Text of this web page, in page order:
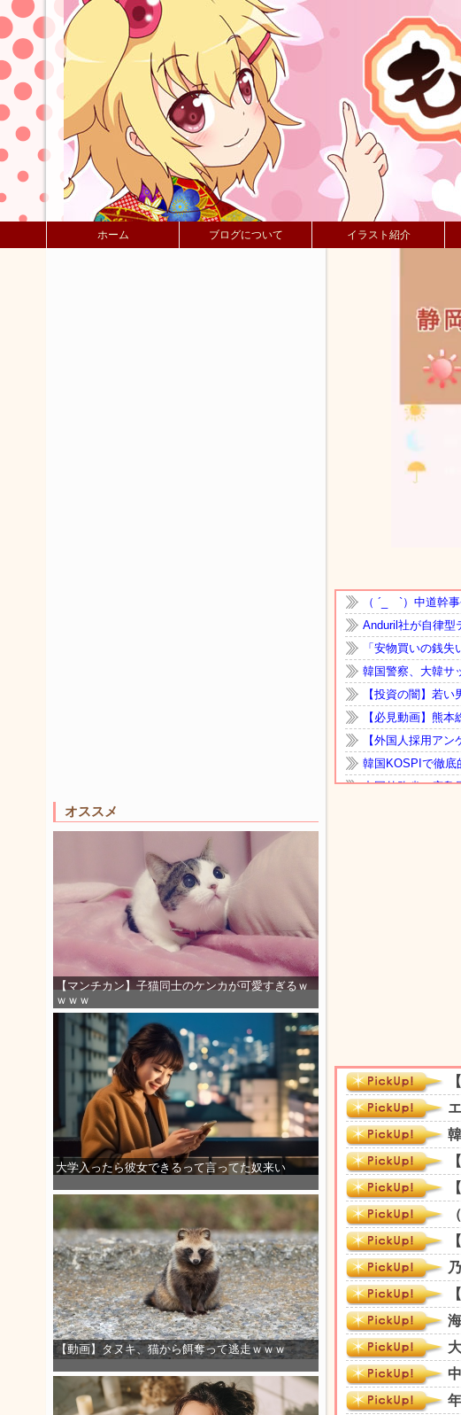
ホーム ブログについて イラスト紹介
オススメ
【マンチカン】子猫同士のケンカが可愛すぎるｗ
ｗｗｗ
大学入ったら彼女できるって言ってた奴来い
【動画】タヌキ、猫から餌奪って逃走ｗｗｗ